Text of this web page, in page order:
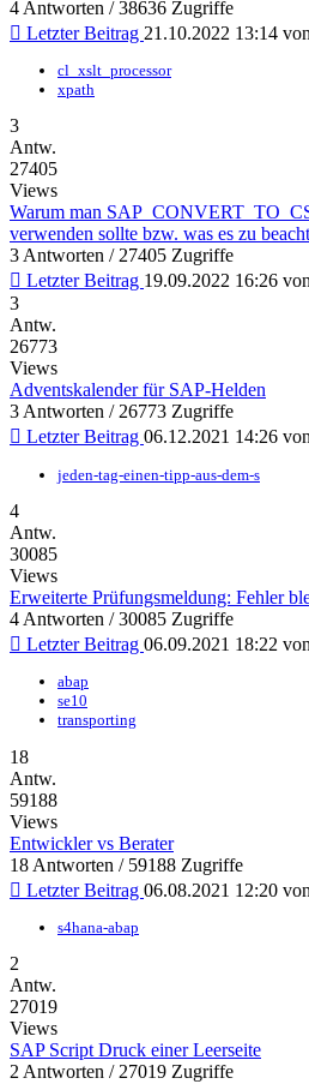
4 Antworten / 38636 Zugriffe
Letzter Beitrag 21.10.2022 13:14 von
cl_xslt_processor
xpath
3
Antw.
27405
Views
Warum man
verwenden sollte bzw. was es zu
3 Antworten / 27405 Zugriffe
Letzter Beitrag 19.09.2022 16:26 von
3
Antw.
26773
Views
Adventskalender für SAP-Helden
3 Antworten / 26773 Zugriffe
Letzter Beitrag 06.12.2021 14:26 von
jeden-tag-einen-tipp-aus-dem-s
4
Antw.
30085
Views
Erweiterte Prüfungsmeldung: Fehler
4 Antworten / 30085 Zugriffe
Letzter Beitrag 06.09.2021 18:22 von
abap
se10
transporting
18
Antw.
59188
Views
Entwickler vs Berater
18 Antworten / 59188 Zugriffe
Letzter Beitrag 06.08.2021 12:20 von
s4hana-abap
2
Antw.
27019
Views
SAP Script Druck einer Leerseite
2 Antworten / 27019 Zugriffe